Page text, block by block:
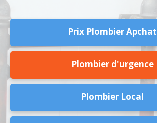
Prix Plombier Apchat
Plombier d'urgence
Plombier Local